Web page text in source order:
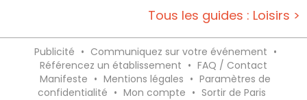
Tous les guides : Loisirs >
Publicité • Communiquez sur votre événement •
Référencez un établissement • FAQ / Contact
Manifeste • Mentions légales • Paramètres de
confidentialité • Mon compte • Sortir de Paris